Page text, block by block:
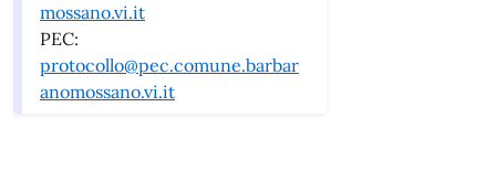
mossano.vi.it
PEC:
protocollo@pec.comune.barbar
anomossano.vi.it